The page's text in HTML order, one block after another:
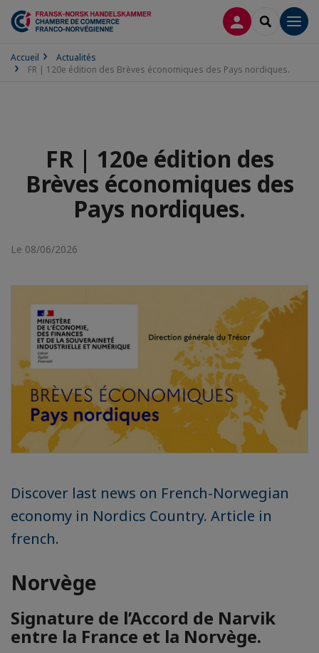
CONNEXION
Accueil
Actualités
FR | 120e édition des Brèves économiques des Pays nordiques.
FR | 120e édition des
Brèves économiques des
Pays nordiques.
Le 08/06/2026
Discover last news on French-Norwegian
economy in Nordics Country. Article in
french.
Norvège
Signature de l’Accord de Narvik
entre la France et la Norvège.